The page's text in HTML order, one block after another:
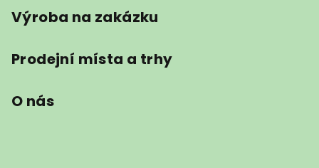
Výroba na zakázku
Prodejní místa a trhy
O nás